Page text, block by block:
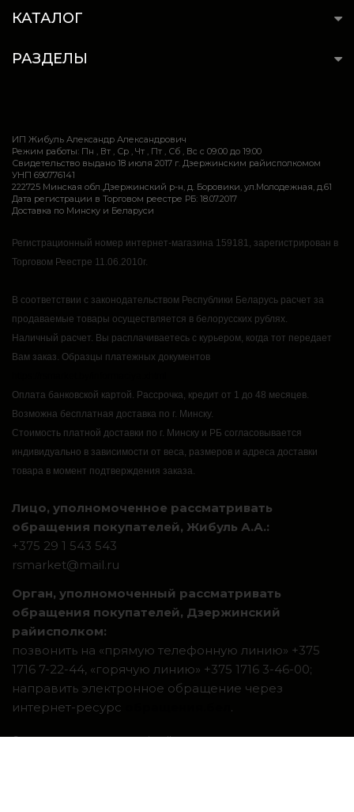
КАТАЛОГ
РАЗДЕЛЫ
ИП Жибуль Александр Александрович
Режим работы: Пн , Вт , Ср , Чт , Пт , Сб , Вс c 09:00 до 19:00
Свидетельство выдано 18 июля 2017 г. Дзержинским райисполкомом
УНП 690776141
222725 Минская обл.,Дзержинский р-н, д. Боровики, ул.Молодежная, д.61
Дата регистрации в Торговом реестре РБ: 18.07.2017
Доставка по Минску и Беларуси
Регистрационный номер интернет-магазина 159181, зарегистрирован в
Торговом Реестре 11.06.2010г.
В соответствии с законодательством Республики Беларусь расчет за
продаваемые товары осуществляется в белорусских рублях.
Наличный расчет. Вы расплачиваетесь с курьером, когда тот передает
Вам заказ. Образцы платежных документов
Оплата банковской картой. Рассрочка, кредит от 1 до 48 месяцев.
Возможна бесплатная доставка по г. Минску.
Стоимость платной доставки по г. Минску и РБ согласовывается
индивидуально в зависимости от веса, размеров и адреса доставки
товара в момент подтверждения заказа.
Лицо, уполномоченное рассматривать
обращения покупателей, Жибуль А.А.:
+375 29 1 543 543
rsmarket@mail.ru
Орган, уполномоченный рассматривать
обращения покупателей, Дзержинский
райисполком:
позвонить на «прямую телефонную линию» +375
1716 7-22-44, «горячую линию» +375 1716 3-46-00;
направить электронное обращение через
интернет-ресурс
.
Система интернет-магазинов beseller